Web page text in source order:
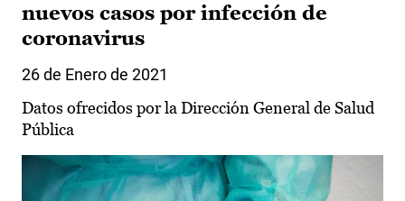
nuevos casos por infección de
coronavirus
26 de Enero de 2021
Datos ofrecidos por la Dirección General de Salud
Pública